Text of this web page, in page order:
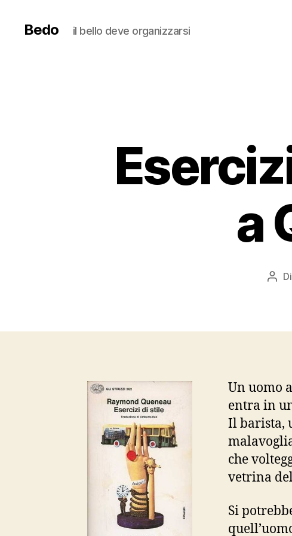
Bedo il bello deve organizzarsi
a
Di
Un uomo
entra in
Il barista,
che
vetrina
Si